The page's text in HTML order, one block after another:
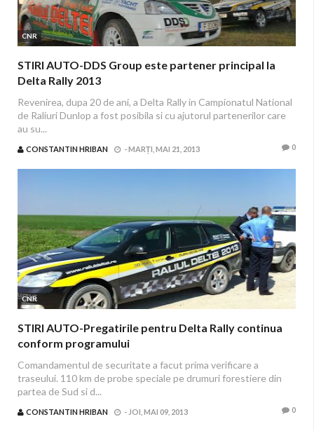
CNR
STIRI AUTO-DDS Group este partener principal la
Delta Rally 2013
Revenirea, dupa 20 de ani, a Delta Rally in Campionatul National
de Raliuri Dunlop a fost posibila si cu ajutorul partenerilor care
au su...
CONSTANTIN HRIBAN -MARȚI, MAI 21, 2013 0
CNR
STIRI AUTO-Pregatirile pentru Delta Rally continua
conform programului
Comandamentul de securitate a facut prima verificare a
traseului. 110 km de probe speciale pe drumuri forestiere din
partea de Sud si d...
CONSTANTIN HRIBAN - JOI, MAI 09, 2013 0